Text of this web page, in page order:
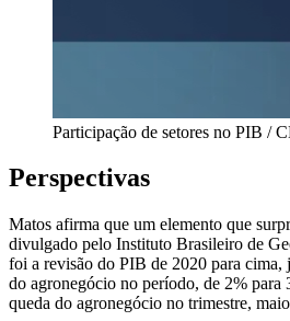
Participação de setores no PIB /
Perspectivas
Matos afirma que um elemento que
divulgado pelo Instituto Brasileiro de
foi a revisão do PIB de 2020 para cima,
do agronegócio no período, de 2% para
queda do agronegócio no trimestre,